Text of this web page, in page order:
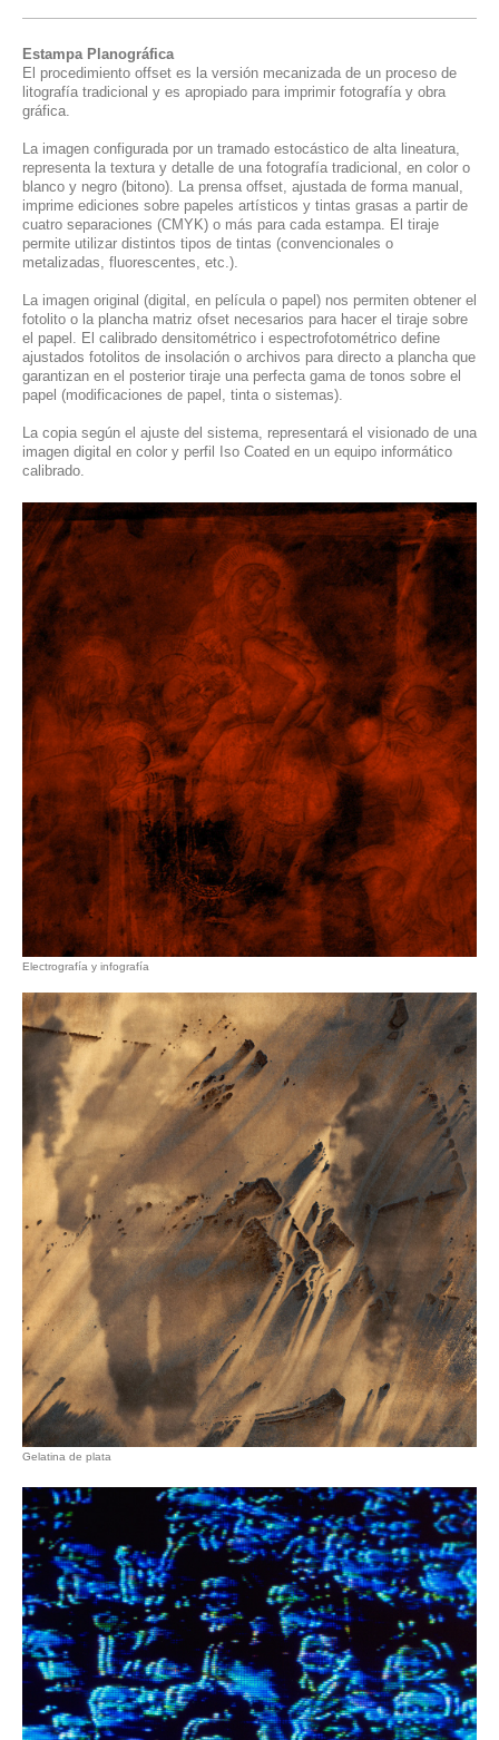
Estampa Planográfica
El procedimiento offset es la versión mecanizada de un proceso de
litografía tradicional y es apropiado para imprimir fotografía y obra
gráfica.
La imagen configurada por un tramado estocástico de alta lineatura,
representa la textura y detalle de una fotografía tradicional, en color o
blanco y negro (bitono).
La prensa offset, ajustada de forma manual,
imprime ediciones sobre papeles artísticos y tintas grasas a partir de
cuatro separaciones (CMYK) o más para cada estampa. El tiraje
permite utilizar distintos tipos de tintas (convencionales o
metalizadas, fluorescentes, etc.).
La imagen original (digital, en película o papel) nos permiten obtener el
fotolito o la plancha matriz ofset necesarios para hacer el tiraje sobre
el papel. El calibrado densitométrico i espectrofotométrico define
ajustados fotolitos de insolación o archivos para directo a plancha que
garantizan en el posterior tiraje una perfecta gama de tonos sobre el
papel (modificaciones de papel, tinta o sistemas).
La copia según el ajuste del sistema, representará el visionado de una
imagen digital en color y perfil Iso Coated en un equipo informático
calibrado.
Electrografía y infografía
Gelatina de plata